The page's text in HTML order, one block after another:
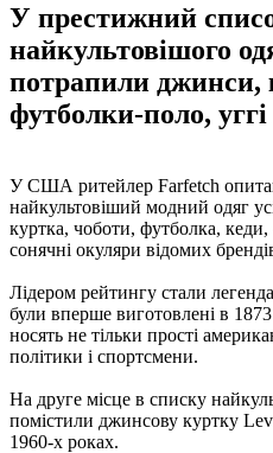
У престижний
найкультовішого
потрапили джинси,
футболки-поло, уггі
У США ритейлер Farfetch
найкультовіший модний одяг
куртка, чоботи, футболка, кеди,
сонячні окуляри відомих
Лідером рейтингу стали
були вперше виготовлені в
носять не тільки прості
політики і спортсмени.
На друге місце в списку
помістили джинсову куртку
1960-х роках.